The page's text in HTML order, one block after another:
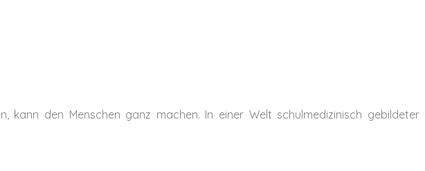
kann den Menschen ganz machen. In einer Welt schulmedizinisch gebildeter